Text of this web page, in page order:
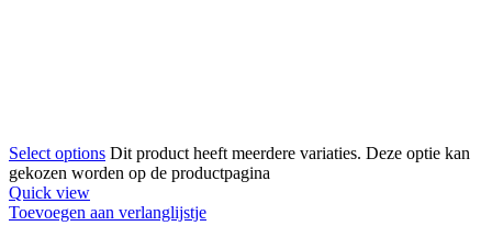
Select options Dit product heeft meerdere variaties. Deze optie kan
gekozen worden op de productpagina
Quick view
Toevoegen aan verlanglijstje